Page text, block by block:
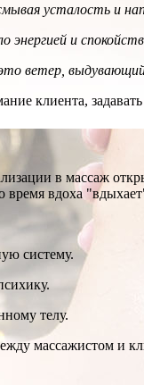
усталость и
энергией и
ветер,
клиента,
в массаж
время вдоха
систему.
телу.
массажистом и